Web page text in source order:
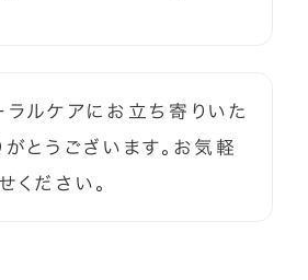
ラルケアにお立ち寄りいた
とうございます。お気軽
ください。